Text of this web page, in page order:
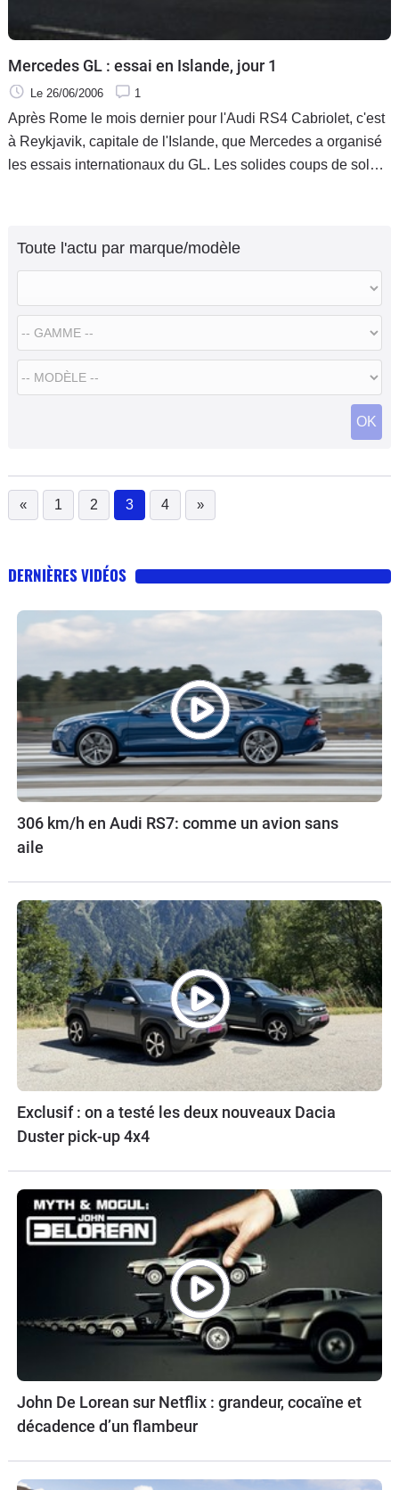
Mercedes GL : essai en Islande, jour 1
Le 26/06/2006 1
Après Rome le mois dernier pour l'Audi RS4 Cabriolet, c'est
à Reykjavik, capitale de l'Islande, que Mercedes a organisé
les essais internationaux du GL. Les solides coups de soleil
Toute l'actu par marque/modèle
OK
« 1 2 3
(current)
4 »
DERNIÈRES VIDÉOS
306 km/h en Audi RS7: comme un avion sans
aile
Exclusif : on a testé les deux nouveaux Dacia
Duster pick-up 4x4
John De Lorean sur Netflix : grandeur, cocaïne et
décadence d’un flambeur